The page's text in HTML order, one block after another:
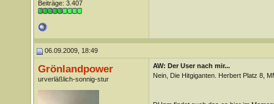
Beiträge: 3.407
06.09.2009, 18:49
Grönlandpower
urverläßlich-sonnig-stur
AW: Der User nach mir...
Nein, Die Hitgiganten. Herbert Platz 8,